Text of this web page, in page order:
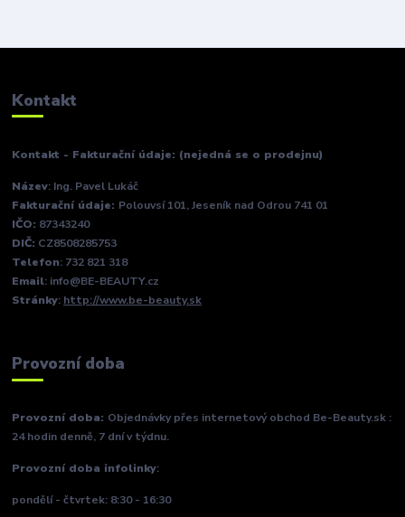
Kontakt
Kontakt - Fakturační údaje: (nejedná se o prodejnu)
Název: Ing. Pavel Lukáč
Fakturační údaje: Polouvsí 101, Jeseník nad Odrou 741 01
IČO: 87343240
DIČ: CZ8508285753
Telefon: 732 821 318
Email: info@BE-BEAUTY.cz
Stránky: http://www.be-beauty.sk
Provozní doba
Provozní doba: Objednávky přes internetový obchod Be-Beauty.sk :
24 hodin denně, 7 dní v týdnu.
Provozní doba infolinky:
pondělí - čtvrtek: 8:30 - 16:30